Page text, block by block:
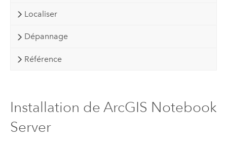
Localiser
Dépannage
Référence
Installation de ArcGIS Notebook
Server